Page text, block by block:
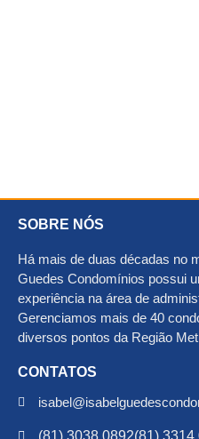
SOBRE NÓS
Há mais de duas décadas no
Guedes Condomínios possui
experiência na área de
Gerenciamos mais de 40
diversos pontos da Região
CONTATOS
(81) 3038.0892(81)